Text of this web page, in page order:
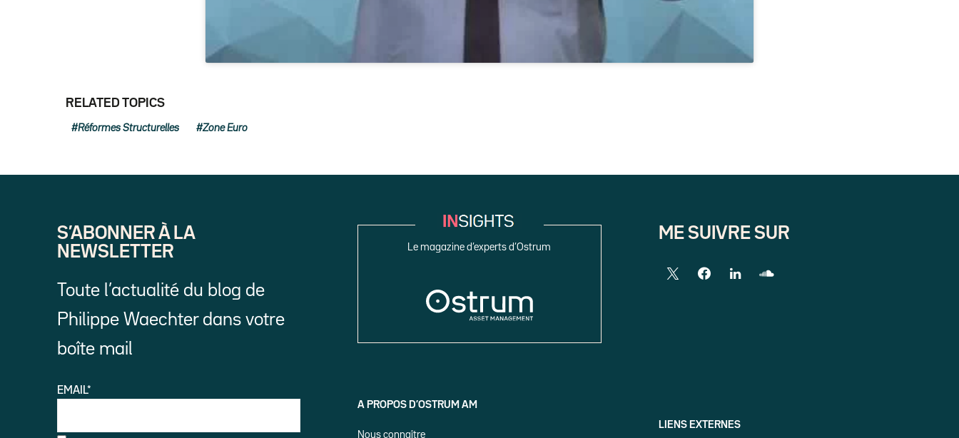
RELATED TOPICS
Réformes Structurelles Zone Euro
S’ABONNER À LA
NEWSLETTER
Toute l’actualité du blog de
Philippe Waechter dans votre
boîte mail
EMAIL*
Le magazine d’experts d’Ostrum
A PROPOS D’OSTRUM AM
Nous connaître
ME SUIVRE SUR
LIENS EXTERNES